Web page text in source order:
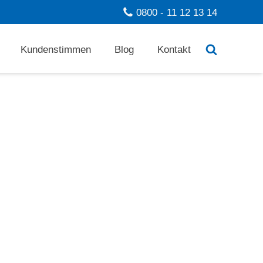
0800 - 11 12 13 14
Kundenstimmen Blog Kontakt